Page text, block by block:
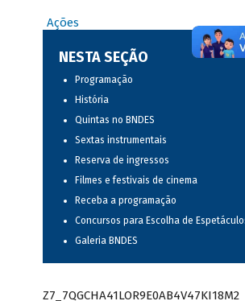
Ações
NESTA SEÇÃO
Programação
História
Quintas no BNDES
Sextas instrumentais
Reserva de ingressos
Filmes e festivais de cinema
Receba a programação
Concursos para Escolha de
Galeria BNDES
Z7_7QGCHA41LOR9E0AB4V47KI18M2